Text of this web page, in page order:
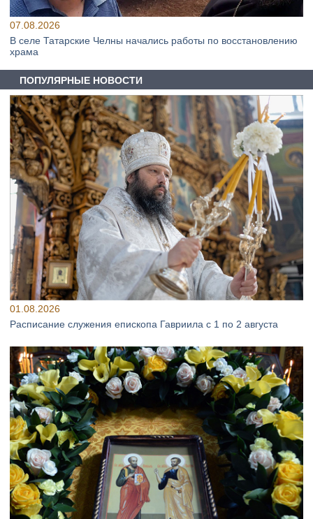
07.08.2026
В селе Татарские Челны начались работы по восстановлению
храма
ПОПУЛЯРНЫЕ НОВОСТИ
01.08.2026
Расписание служения епископа Гавриила с 1 по 2 августа